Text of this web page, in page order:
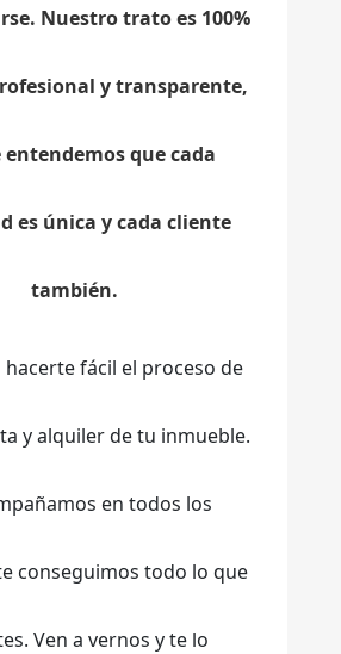
Nuestro trato es 100%
y transparente,
entendemos que cada
es única y cada cliente
también.
fácil el proceso de
y alquiler de tu inmueble.
en todos los
conseguimos todo lo que
Ven a vernos y te lo